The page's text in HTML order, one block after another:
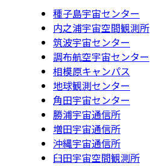
種子島宇宙センター
内之浦宇宙空間観測所
筑波宇宙センター
調布航空宇宙センター
相模原キャンパス
地球観測センター
角田宇宙センター
勝浦宇宙通信所
増田宇宙通信所
沖縄宇宙通信所
臼田宇宙空間観測所